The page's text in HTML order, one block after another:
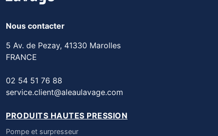
Nous contacter
5 Av. de Pezay, 41330 Marolles
FRANCE
02 54 51 76 88
service.client@aleaulavage.com
PRODUITS HAUTES PRESSION
Pompe et surpresseur